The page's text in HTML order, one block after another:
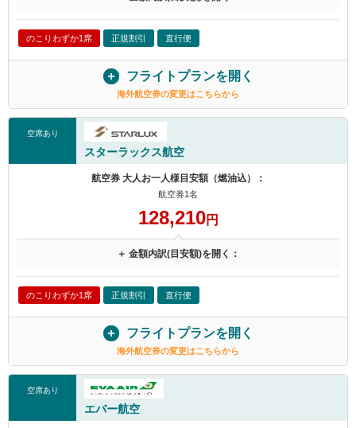
のこりわずか1席 正規割引 直行便
フライトプランを開く
海外航空券の変更はこちらから
空席あり
スターラックス航空
航空券 大人お一人様目安額（燃油込）：
航空券1名
128,210円
＋ 金額内訳(目安額)を開く：
のこりわずか1席 正規割引 直行便
フライトプランを開く
海外航空券の変更はこちらから
空席あり
エバー航空